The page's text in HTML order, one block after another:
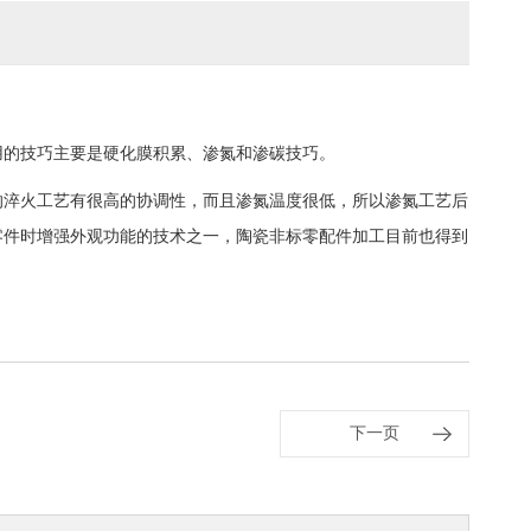
技巧主要是硬化膜积累、渗氮和渗碳技巧。
火工艺有很高的协调性，而且渗氮温度很低，所以渗氮工艺后
时增强外观功能的技术之一，陶瓷非标零配件加工目前也得到
下一页